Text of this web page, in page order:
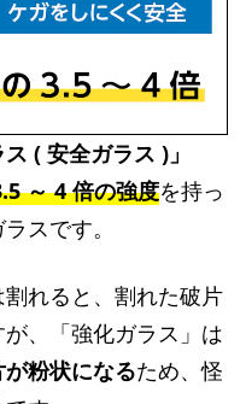
ス ( 安全ガラス )」
～ 4 倍の強度を持っ
スです。
れると、割れた破片
、「強化ガラス」は
粉状になるため、怪